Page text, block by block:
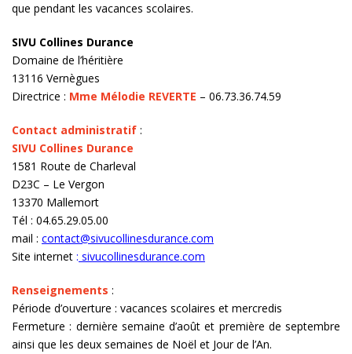
que pendant les vacances scolaires.
SIVU Collines Durance
Domaine de l’héritière
13116 Vernègues
Directrice : Mme Mélodie REVERTE – 06.73.36.74.59
Contact administratif :
SIVU Collines Durance
1581 Route de Charleval
D23C – Le Vergon
13370 Mallemort
Tél : 04.65.29.05.00
mail : contact@sivucollinesdurance.com
Site internet : sivucollinesdurance.com
Renseignements :
Période d’ouverture : vacances scolaires et mercredis
Fermeture : dernière semaine d’août et première de septembre
ainsi que les deux semaines de Noël et Jour de l’An.